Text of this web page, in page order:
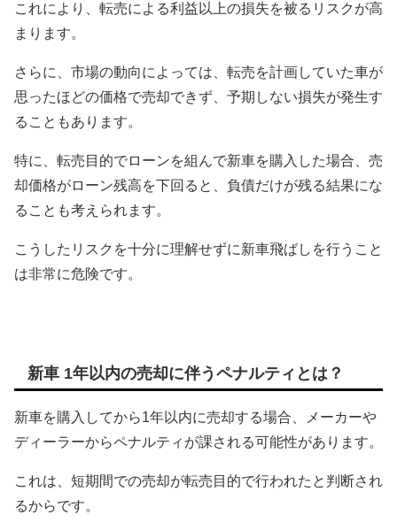
これにより、転売による利益以上の損失を被るリスクが高
まります。
さらに、市場の動向によっては、転売を計画していた車が
思ったほどの価格で売却できず、予期しない損失が発生す
ることもあります。
特に、転売目的でローンを組んで新車を購入した場合、売
却価格がローン残高を下回ると、負債だけが残る結果にな
ることも考えられます。
こうしたリスクを十分に理解せずに新車飛ばしを行うこと
は非常に危険です。
新車 1年以内の売却に伴うペナルティとは？
新車を購入してから1年以内に売却する場合、メーカーや
ディーラーからペナルティが課される可能性があります。
これは、短期間での売却が転売目的で行われたと判断され
るからです。